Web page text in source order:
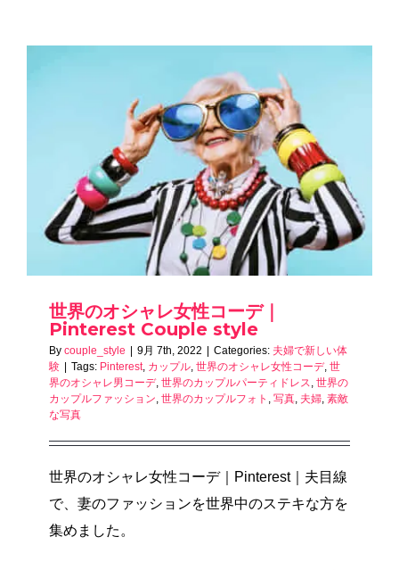
世界のオシャレ女性コーデ｜
Pinterest Couple style
By couple_style | 9月 7th, 2022 | Categories: 夫婦で新しい体
験 | Tags: Pinterest, カップル 世界のオシャレ女性コーデ, 世
界のオシャレ男コーデ, 世界のカップルパーティドレス 世界の
カップルファッション 世界のカップルフォト 写真 夫婦 素敵
な写真
世界のオシャレ女性コーデ｜Pinterest｜夫目線
で、妻のファッションを世界中のステキな方を
集めました。